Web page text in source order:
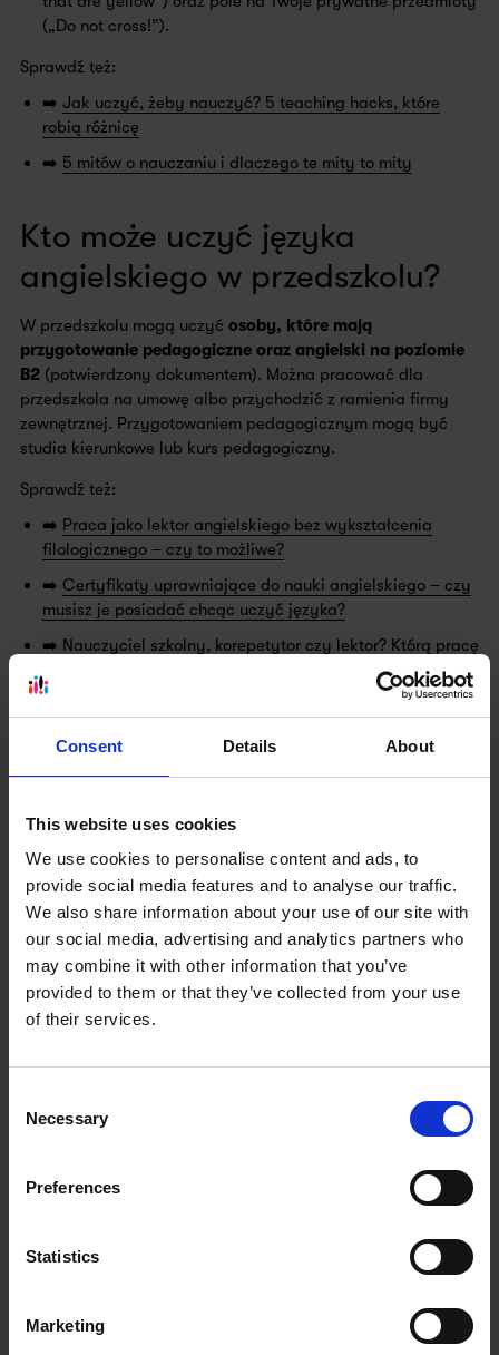
Consent Details About
This website uses cookies
We use cookies to personalise content and ads, to
provide social media features and to analyse our traffic.
We also share information about your use of our site with
our social media, advertising and analytics partners who
may combine it with other information that you’ve
provided to them or that they’ve collected from your use
of their services.
Selection
Necessary
Preferences
Statistics
Marketing
(„Do not cross!”).
Sprawdź też:
➡️ Jak uczyć, żeby nauczyć? 5 teaching hacks, które
robią różnicę
➡️ 5 mitów o nauczaniu i dlaczego te mity to mity
Kto może uczyć języka
angielskiego w przedszkolu?
W przedszkolu mogą uczyć osoby, które mają
przygotowanie pedagogiczne oraz angielski na poziomie
B2 (potwierdzony dokumentem). Można pracować dla
przedszkola na umowę albo przychodzić z ramienia firmy
zewnętrznej. Przygotowaniem pedagogicznym mogą być
studia kierunkowe lub kurs pedagogiczny.
Sprawdź też:
➡️ Praca jako lektor angielskiego bez wykształcenia
filologicznego – czy to możliwe?
➡️ Certyfikaty uprawniające do nauki angielskiego – czy
musisz je posiadać chcąc uczyć języka?
➡️ Nauczyciel szkolny, korepetytor czy lektor? Którą pracę
Prywatne, państwowe, językowe – w jakich szkołach
języka angielskiego?
➡️Rola i wizerunek nauczyciela we współczesnym
społeczeństwie – kim dziś jest lektor angielskiego?
➡️Spełnienie i stabilność w pracy nauczyciela języka
angielskiego
➡️Marka osobista nauczyciela – jak dbać o swój
jeden z pierwszych i najważniejszych kontaktów dziecka z
. Fajnie, jeżeli w przyszłości będzie chciało się
komunikować z innymi w obcej mowie. Jak to zrobić?
➡️ Piosenka do nauki angielskiego z zadaniami do druku